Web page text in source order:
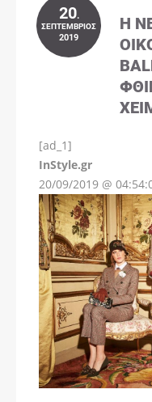
20.
ΣΕΠΤΈΜΒΡΙΟΣ
2019
Η
[ad_1]
InStyle.gr
20/09/2019 @